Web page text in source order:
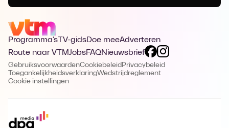
Programma's TV-gidsDoe meeAdverteren
Route naar VTMJobsFAQNieuwsbrief
GebruiksvoorwaardenCookiebeleid Privacybeleid
ToegankelijkheidsverklaringWedstrijdreglement
Cookie instellingen